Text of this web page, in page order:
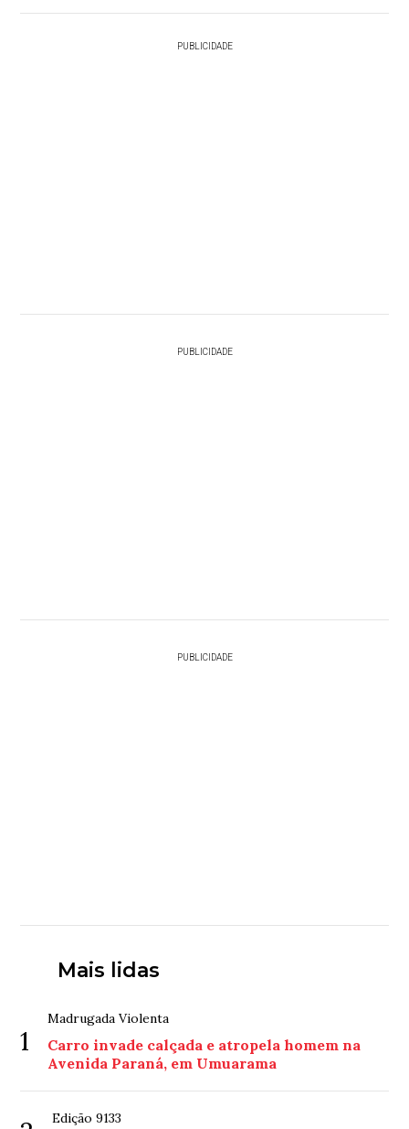
PUBLICIDADE
PUBLICIDADE
PUBLICIDADE
Mais lidas
1
Madrugada Violenta
Carro invade calçada e atropela homem na
Avenida Paraná, em Umuarama
Edição 9133